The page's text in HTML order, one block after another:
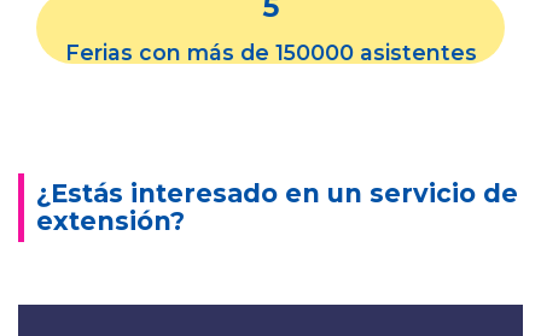
5
Ferias con más de 150000 asistentes
¿Estás interesado en un servicio de
extensión?